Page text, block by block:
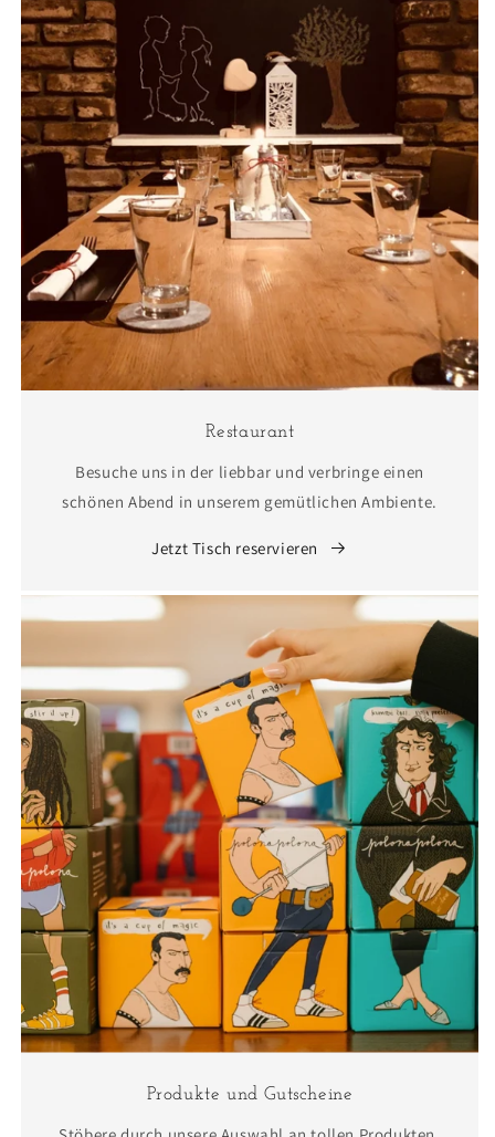
Restaurant
Besuche uns in der liebbar und verbringe einen
schönen Abend in unserem gemütlichen Ambiente.
Jetzt Tisch reservieren
Produkte und Gutscheine